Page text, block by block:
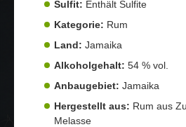
Sulfit: Enthält Sulfite
Kategorie: Rum
Land: Jamaika
Alkoholgehalt: 54 % vol.
Anbaugebiet: Jamaika
Hergestellt aus: Rum aus
Melasse